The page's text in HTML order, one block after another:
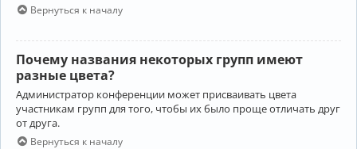
Вернуться к началу
Почему названия некоторых групп имеют
разные цвета?
Администратор конференции может присваивать цвета
участникам групп для того, чтобы их было проще отличать друг
от друга.
Вернуться к началу